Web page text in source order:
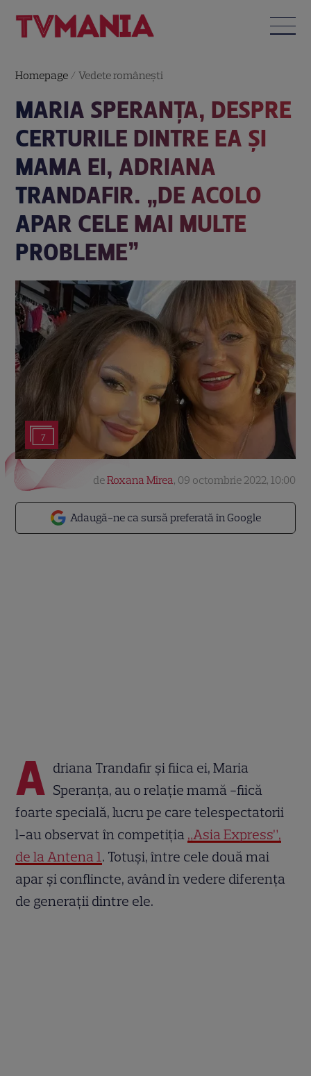
Homepage /Vedete româneşti
MARIA SPERANȚA, DESPRE
CERTURILE DINTRE EA ȘI
MAMA EI, ADRIANA
TRANDAFIR. „DE ACOLO
APAR CELE MAI MULTE
PROBLEME”
7
Adaugă-ne ca sursă preferată în Google
deRoxana Mirea, 09 octombrie 2022, 10:00
A driana Trandafir și fiica ei, Maria
Speranța, au o relație mamă -fiică
foarte specială, lucru pe care telespectatorii
l-au observat în competiția „Asia Express”,
de la Antena 1. Totuși, între cele două mai
apar și conflincte, având în vedere diferența
de generații dintre ele.